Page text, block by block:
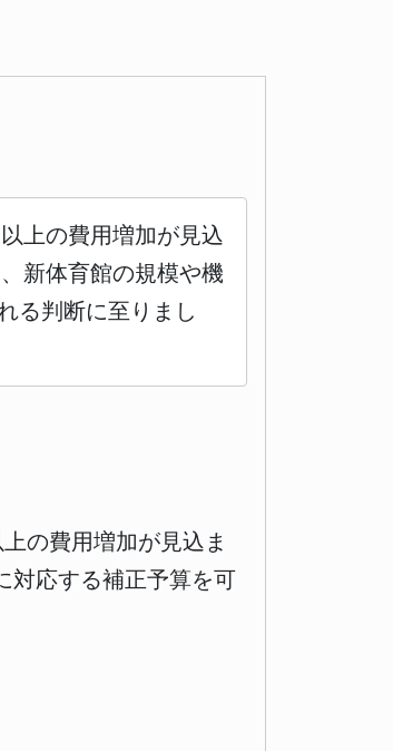
上の費用増加が見込
新体育館の規模や機
る判断に至りまし
の費用増加が見込ま
対応する補正予算を可